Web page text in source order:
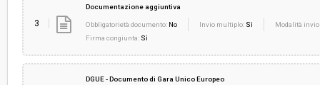
3
Documentazione aggiuntiva
Obbligatorietà documento: No Invio multiplo: Sì
Modalità
Firma congiunta: Sì
DGUE - Documento di Gara Unico Europeo